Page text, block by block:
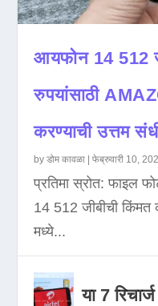
आयफोन 14 512
रुपयांसाठी
करण्याची उत्तम
byडोम कावळा |फेब्रुवारी 10,
प्रतिमा स्रोत: फाइल
14 512 जीबीची
मध्ये...
या 7